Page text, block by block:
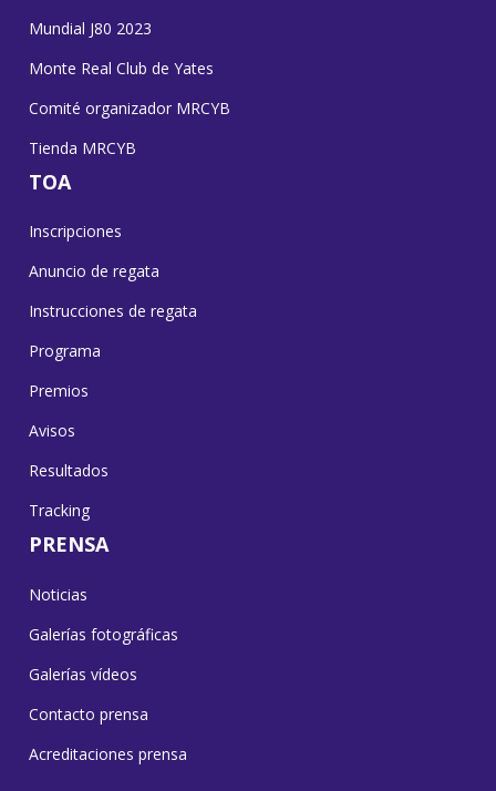
Mundial J80 2023
Monte Real Club de Yates
Comité organizador MRCYB
Tienda MRCYB
TOA
Inscripciones
Anuncio de regata
Instrucciones de regata
Programa
Premios
Avisos
Resultados
Tracking
PRENSA
Noticias
Galerías fotográficas
Galerías vídeos
Contacto prensa
Acreditaciones prensa